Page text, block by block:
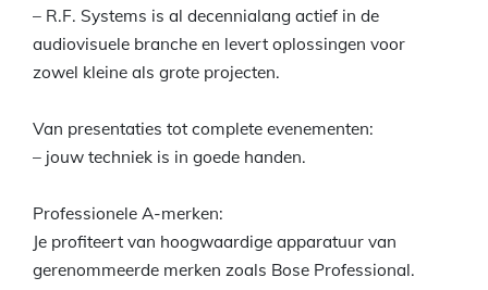
– R.F. Systems is al decennialang actief in de
audiovisuele branche en levert oplossingen voor
zowel kleine als grote projecten.
Van presentaties tot complete evenementen:
– jouw techniek is in goede handen.
Professionele A-merken:
Je profiteert van hoogwaardige apparatuur van
gerenommeerde merken zoals Bose Professional.